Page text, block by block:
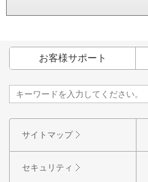
お客様サポート
サイトマップ
セキュリティ